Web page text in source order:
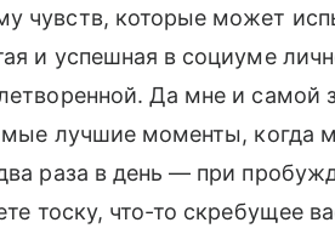
чувств, которые может
и успешная в социуме
Да мне и самой
лучшие моменты,
раза в день — при
тоску, что-то скребущее